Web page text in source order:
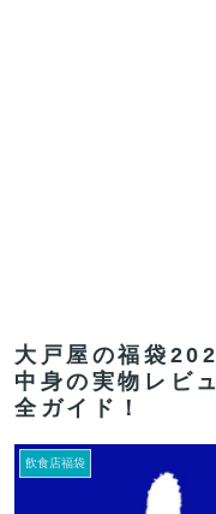
大戸屋の福袋
中身の実物レビ
全ガイド！
飲食店福袋